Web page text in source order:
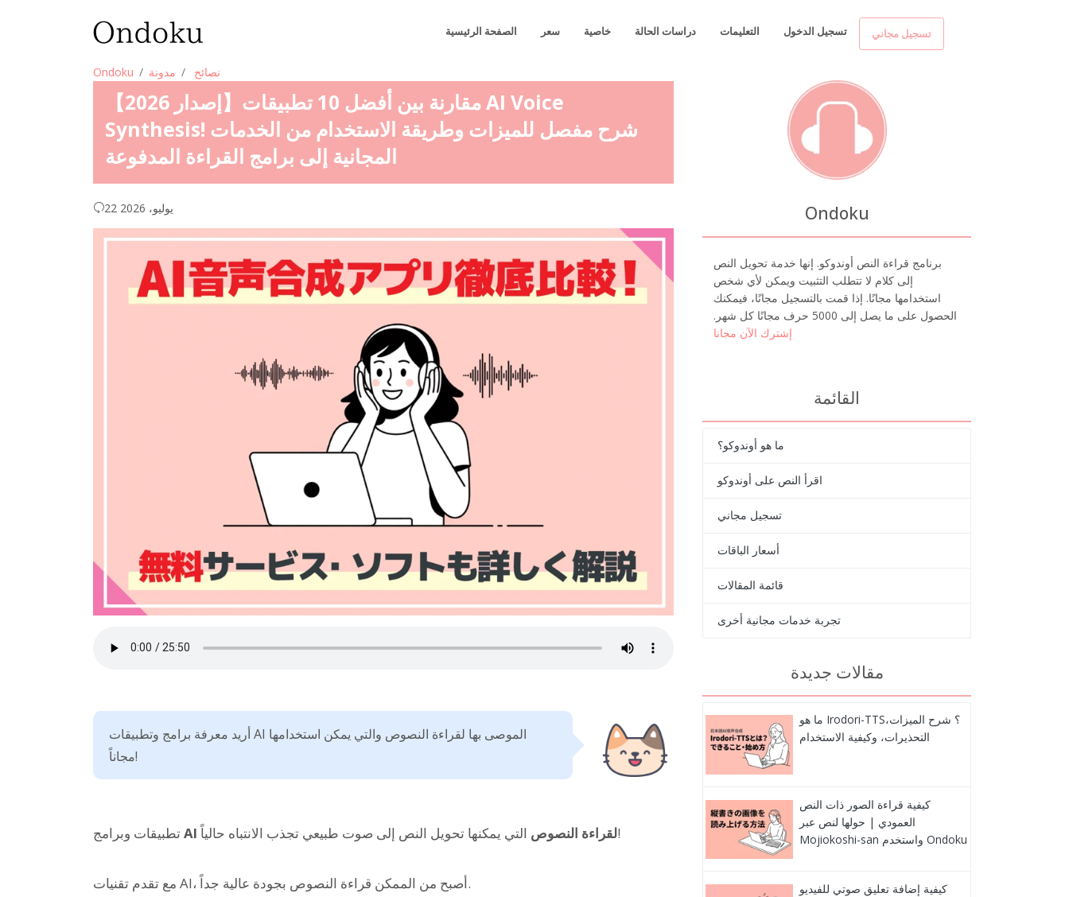
الصفحة الرئيسية سعر خاصية دراسات الحالة التعليمات تسجيل الدخول تسجيل مجاني
Ondoku مدونة نصائح
【إصدار 2026】مقارنة بين أفضل 10 تطبيقات AI Voice
Synthesis! شرح مفصل للميزات وطريقة الاستخدام من الخدمات
المجانية إلى برامج القراءة المدفوعة
22 يوليو، 2026
أريد معرفة برامج وتطبيقات AI الموصى بها لقراءة النصوص والتي يمكن استخدامها
مجاناً!
AI لقراءة النصوصالتي يمكنها تحويل النص إلى صوت طبيعي تجذب الانتباه حالياً!
مع تقدم تقنيات AI، أصبح من الممكن قراءة النصوص بجودة عالية جداً.
Ondoku
برنامج قراءة النص أوندوكو. إنها خدمة تحويل النص
إلى كلام لا تتطلب التثبيت ويمكن لأي شخص
استخدامها مجانًا. إذا قمت بالتسجيل مجانًا، فيمكنك
الحصول على ما يصل إلى 5000 حرف مجانًا كل شهر.
إشترك الآن مجانا
القائمة
ما هو أوندوكو؟
اقرأ النص على أوندوكو
تسجيل مجاني
أسعار الباقات
قائمة المقالات
تجربة خدمات مجانية أخرى
مقالات جديدة
ما هو Irodori-TTS؟ شرح الميزات،
التحذيرات، وكيفية الاستخدام
كيفية قراءة الصور ذات النص
العمودي | حولها لنص عبر
Mojiokoshi-san واستخدم Ondoku
كيفية إضافة تعليق صوتي للفيديو